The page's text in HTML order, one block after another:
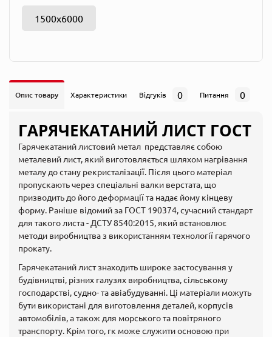
1500х6000
Опис товару Характеристики Відгуків 0 Питання 0
ГАРЯЧЕКАТАНИЙ ЛИСТ ГОСТ
Гарячекатаний листовий метал представляє собою
металевий лист, який виготовляється шляхом нагрівання
металу до стану рекристалізації. Після цього матеріал
пропускають через спеціальні валки верстата, що
призводить до його деформації та надає йому кінцеву
форму. Раніше відомий за ГОСТ 190374, сучасний стандарт
для такого листа - ДСТУ 8540:2015, який встановлює
методи виробництва з використанням технології гарячого
прокату.
Гарячекатаний лист знаходить широке застосування у
будівництві, різних галузях виробництва, сільському
господарстві, судно- та авіабудуванні. Ці матеріали можуть
бути використані для виготовлення деталей, корпусів
автомобілів, а також для морського та повітряного
транспорту. Крім того, гк може служити основою при